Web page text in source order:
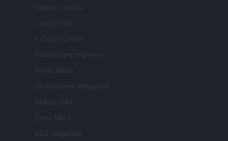
Milano Cortina
Luxury Club
Il Calcio Online
Professione mamma
World Music
Investimenti Magazine
Money 365
Zona Nerd
B2B Magazine